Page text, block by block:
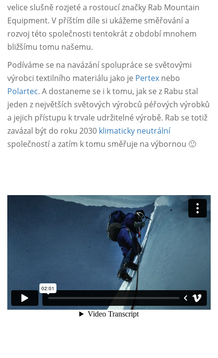
velice slušně rozjeté a rostoucí značky Rab Mountain
Equipment. V příštím díle si ukážeme směřování a
rozvoj této společnosti tentokrát z období mnohem
bližšímu tomu našemu.
Podíváme se na navázání spolupráce se světovými
výrobci textilního materiálu jako je Pertex nebo
Polartec. A dostaneme se i k tomu, jak se z Rabu stal
jeden z největších světových výrobců péřových výrobků
a jejich přístupu k trvale udržitelné výrobě. Rab se totiž
zavázal být do roku 2030 klimaticky neutrální
společností a zatím k tomu směřuje na výbornou 🙂